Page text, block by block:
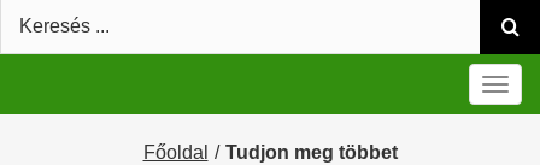
Keresés:
Főoldal Tudjon meg többet